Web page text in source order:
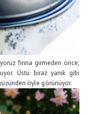
fırına girmeden önce,
Üstü biraz yanık gibi
öyle görünüyor.